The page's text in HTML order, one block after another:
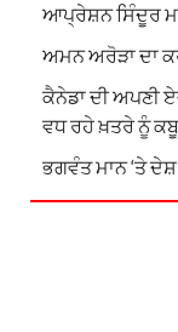
ਆਪ੍ਰੇਸ਼ਨ ਸਿੰਦੂਰ
ਅਮਨ ਅਰੋੜਾ ਦਾ
ਕੈਨੇਡਾ ਦੀ ਅਪਣੀ
ਵਧ ਰਹੇ ਖ਼ਤਰੇ ਨੂੰ
ਭਗਵੰਤ ਮਾਨ ‘ਤੇ